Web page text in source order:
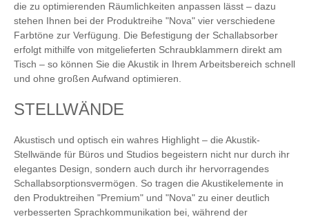
die zu optimierenden Räumlichkeiten anpassen lässt – dazu
stehen Ihnen bei der Produktreihe "Nova" vier verschiedene
Farbtöne zur Verfügung. Die Befestigung der Schallabsorber
erfolgt mithilfe von mitgelieferten Schraubklammern direkt am
Tisch – so können Sie die Akustik in Ihrem Arbeitsbereich schnell
und ohne großen Aufwand optimieren.
STELLWÄNDE
Akustisch und optisch ein wahres Highlight – die Akustik-
Stellwände für Büros und Studios begeistern nicht nur durch ihr
elegantes Design, sondern auch durch ihr hervorragendes
Schallabsorptionsvermögen. So tragen die Akustikelemente in
den Produktreihen "Premium" und "Nova" zu einer deutlich
verbesserten Sprachkommunikation bei, während der